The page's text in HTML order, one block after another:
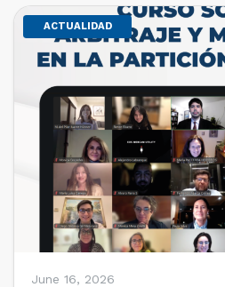
ACTUALIDAD
June 16, 2026